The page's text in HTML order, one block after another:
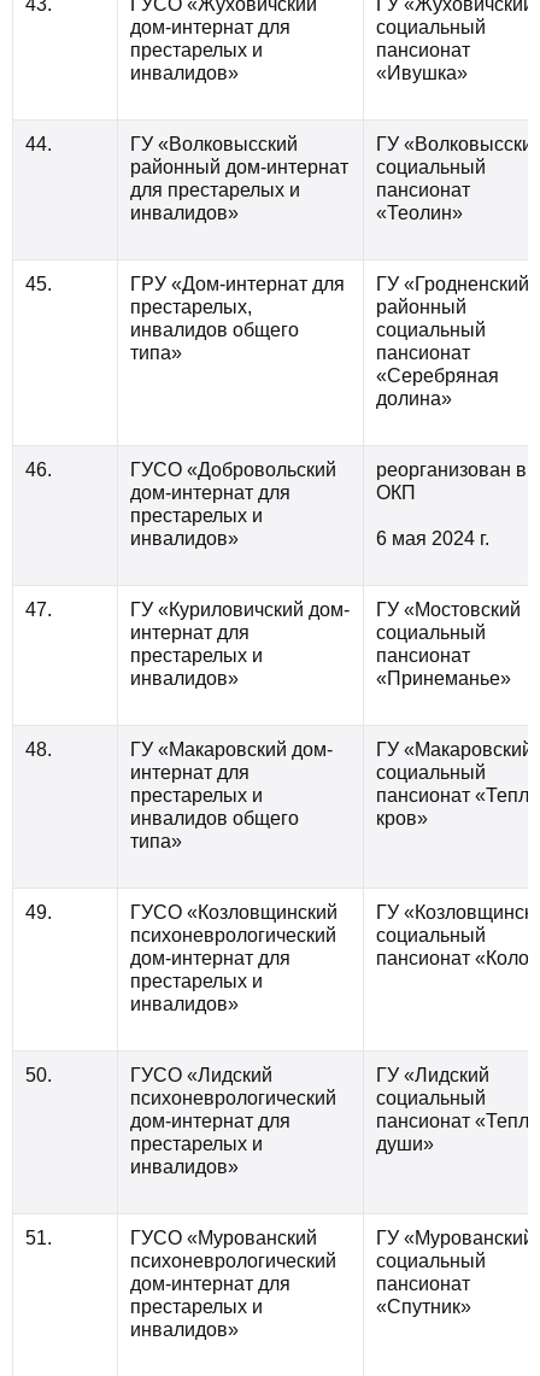
43.
ГУСО «Жуховичский
дом-интернат для
престарелых и
инвалидов»
ГУ «Жуховичский
социальный
пансионат
«Ивушка»
44.
ГУ «Волковысский
районный дом-интернат
для престарелых и
инвалидов»
ГУ
социальный
пансионат
«Теолин»
45.
ГРУ «Дом-интернат для
престарелых,
инвалидов общего
типа»
ГУ «Гродненский
районный
социальный
пансионат
«Серебряная
долина»
46.
ГУСО «Добровольский
дом-интернат для
престарелых и
инвалидов»
реорганизован в
ОКП
6 мая 2024 г.
47.
ГУ «Куриловичский дом-
интернат для
престарелых и
инвалидов»
ГУ «Мостовский
социальный
пансионат
«Принеманье»
48.
ГУ «Макаровский дом-
интернат для
престарелых и
инвалидов общего
типа»
ГУ «Макаровский
социальный
пансионат
кров»
49.
ГУСО «Козловщинский
психоневрологический
дом-интернат для
престарелых и
инвалидов»
ГУ
социальный
пансионат
50.
ГУСО «Лидский
психоневрологический
дом-интернат для
престарелых и
инвалидов»
ГУ «Лидский
социальный
пансионат «Тепло
души»
51.
ГУСО «Мурованский
психоневрологический
дом-интернат для
престарелых и
инвалидов»
ГУ «Мурованский
социальный
пансионат
«Спутник»